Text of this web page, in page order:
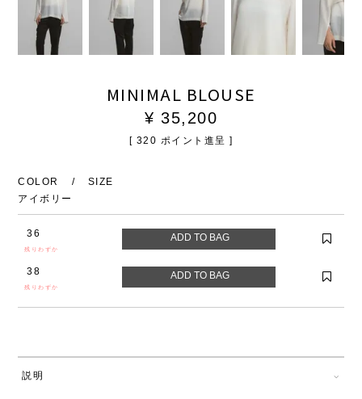
MINIMAL BLOUSE
¥ 35,200
[ 320 ポイント進呈 ]
COLOR
SIZE
アイボリー
36
残りわずか
38
残りわずか
説明